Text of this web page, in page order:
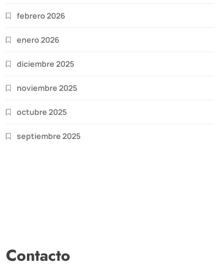
febrero 2026
enero 2026
diciembre 2025
noviembre 2025
octubre 2025
septiembre 2025
Contacto